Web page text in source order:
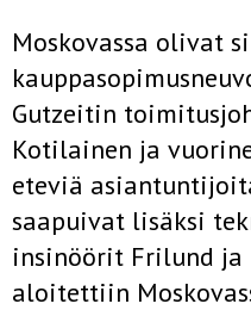
Moskovassa olivat
Gutzeitin
Kotilainen ja
eteviä
saapuivat lisäksi
insinöörit Frilund ja
aloitettiin